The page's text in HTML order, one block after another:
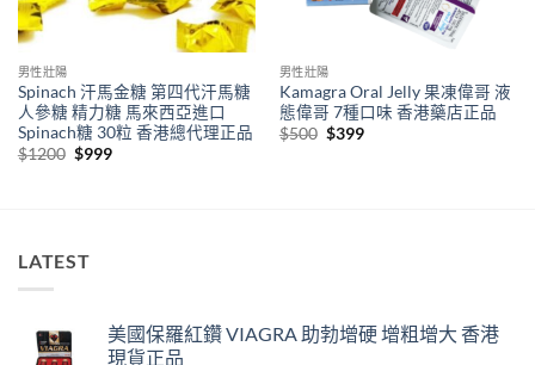
男性壯陽
Spinach 汗馬金糖 第四代汗馬糖
人參糖 精力糖 馬來西亞進口
Spinach糖 30粒 香港總代理正品
$1200 Original
$999Current
男性壯陽
Kamagra Oral Jelly 果凍偉哥 液
態偉哥 7種口味 香港藥店正品
$500 Original
$399Current
LATEST
美國保羅紅鑽 VIAGRA 助勃增硬 增粗增大 香港
現貨正品